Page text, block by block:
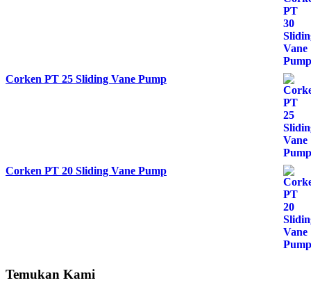
Corken PT 25 Sliding Vane Pump
Corken PT 20 Sliding Vane Pump
Temukan Kami